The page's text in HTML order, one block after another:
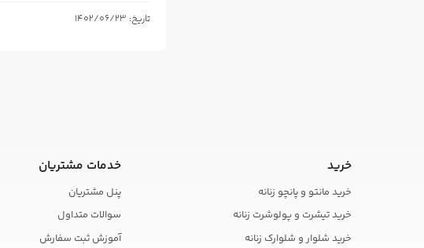
تاریخ: 1402/06/23
خرید
خرید مانتو و پانچو زنانه
خرید تیشرت و پولوشرت زنانه
خرید شلوار و شلوارک زنانه
خدمات مشتریان
پنل مشتریان
سوالات متداول
آموزش ثبت سفارش